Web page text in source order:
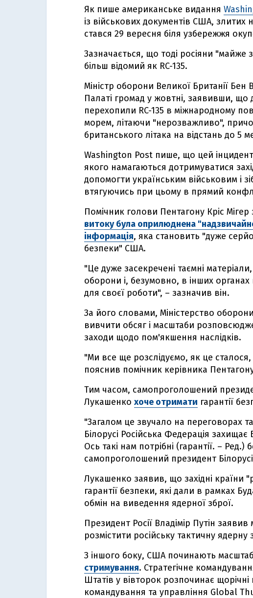
Як пише американське видання
із військових документів США,
стався 29 вересня біля узбережжя
Зазначається, що тоді росіяни "майже
більш відомий як RC-135.
Міністр оборони Великої Британії
Палаті громад у жовтні, заявивши, що
перехопили RC-135 в міжнародному
морем, літаючи "нерозважливо",
британського літака на відстань до 5
Washington Post пише, що цей
якого намагаються дотримуватися
допомогти українським військовим і
втягуючись при цьому в прямий
Помічник голови Пентагону Кріс
витоку була оприлюднена
інформація, яка становить "дуже
безпеки" США.
"Це дуже засекречені таємні
оборони і, безумовно, в інших
для своєї роботи", – зазначив він.
За його словами, Міністерство
вивчити обсяг і масштаби
заходи щодо пом'якшення наслідків.
"Ми все ще розслідуємо, як це
пояснив помічник керівника
Тим часом, самопроголошений
Лукашенко хоче отримати гарантії
"Загалом це звучало на переговорах
Білорусі Російська Федерація
Ось такі нам потрібні (гарантії. – Ред.)
самопроголошений президент
Лукашенко заявив, що західні країни
гарантії безпеки, які дали в рамках
обмін на виведення ядерної зброї.
Президент Росії Владімір Путін
розмістити російську тактичну ядерну
З іншого боку, США починають
стримування. Стратегічне
Штатів у вівторок розпочинає
командування та управління Global